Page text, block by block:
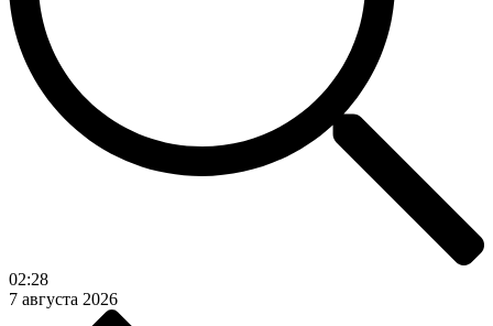
02:28
7 августа 2026